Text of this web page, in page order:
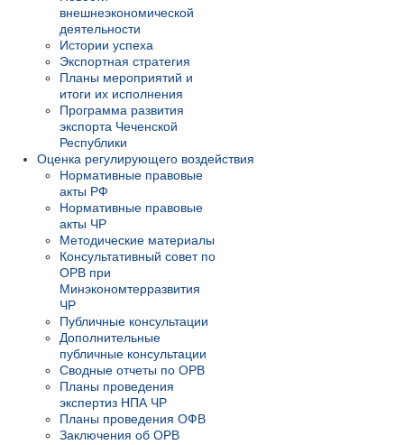
внешнеэкономической
деятельности
Истории успеха
Экспортная стратегия
Планы мероприятий и
итоги их исполнения
Программа развития
экспорта Чеченской
Республики
Оценка регулирующего воздействия
Нормативные правовые
акты РФ
Нормативные правовые
акты ЧР
Методические материалы
Консультативный совет по
ОРВ при
Минэкономтерразвития
ЧР
Публичные консультации
Дополнительные
публичные консультации
Сводные отчеты по ОРВ
Планы проведения
экспертиз НПА ЧР
Планы проведения ОФВ
Заключения об ОРВ